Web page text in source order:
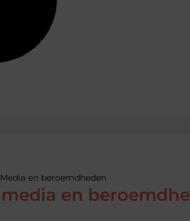
Media en beroemdheden
media en